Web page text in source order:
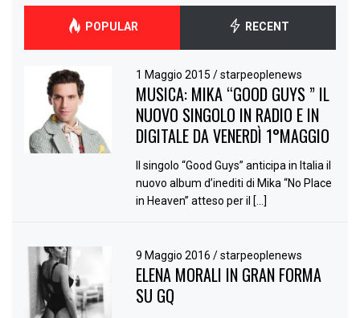
POPULAR RECENT
1 Maggio 2015/ starpeoplenews
MUSICA: MIKA “GOOD GUYS ” IL
NUOVO SINGOLO IN RADIO E IN
DIGITALE DA VENERDÌ 1°MAGGIO
Il singolo “Good Guys” anticipa in Italia il
nuovo album d’inediti di Mika “No Place
in Heaven” atteso per il […]
9 Maggio 2016/ starpeoplenews
ELENA MORALI IN GRAN FORMA
SU GQ